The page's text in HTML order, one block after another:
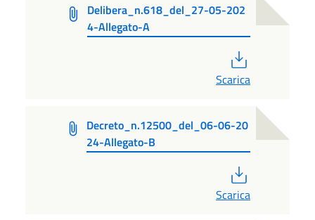
Delibera_n.618_del_27-05-202
4-Allegato-A
Scarica
Decreto_n.12500_del_06-06-20
24-Allegato-B
Scarica